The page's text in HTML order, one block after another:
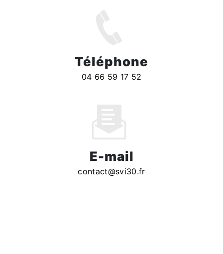
Téléphone
04 66 59 17 52
E-mail
contact@svi30.fr